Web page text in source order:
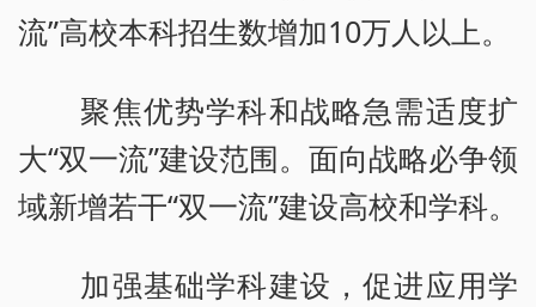
流”高校本科招生数增加10万人以上。
聚焦优势学科和战略急需适度扩
大“双一流”建设范围。面向战略必争领
域新增若干“双一流”建设高校和学科。
加强基础学科建设，促进应用学